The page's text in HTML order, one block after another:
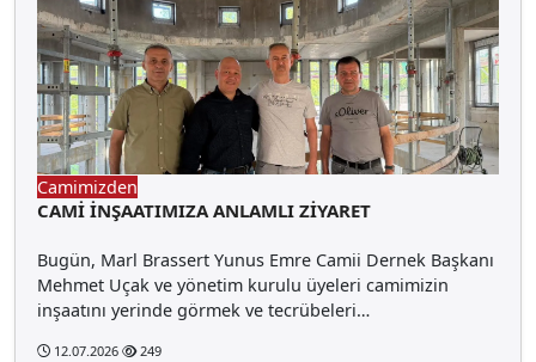
Camimizden
CAMİ İNŞAATIMIZA ANLAMLI ZİYARET
Bugün, Marl Brassert Yunus Emre Camii Dernek Başkanı
Mehmet Uçak ve yönetim kurulu üyeleri camimizin
inşaatını yerinde görmek ve tecrübeleri…
12.07.2026 249